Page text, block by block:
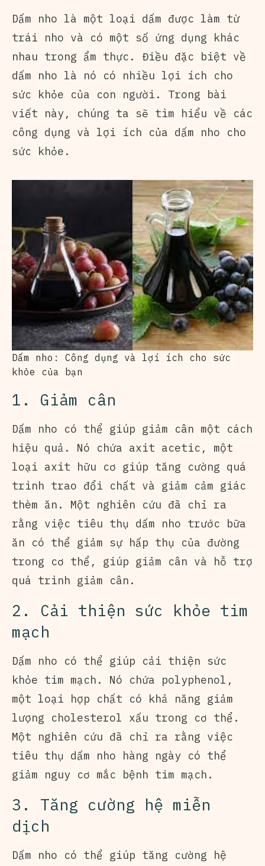
Dấm nho là một loại dấm được làm từ
trái nho và có một số ứng dụng khác
nhau trong ẩm thực. Điều đặc biệt về
dấm nho là nó có nhiều lợi ích cho
sức khỏe của con người. Trong bài
viết này, chúng ta sẽ tìm hiểu về các
công dụng và lợi ích của dấm nho cho
sức khỏe.
Dấm nho: Công dụng và lợi ích cho sức
khỏe của bạn
1. Giảm cân
Dấm nho có thể giúp giảm cân một cách
hiệu quả. Nó chứa axit acetic, một
loại axit hữu cơ giúp tăng cường quá
trình trao đổi chất và giảm cảm giác
thèm ăn. Một nghiên cứu đã chỉ ra
rằng việc tiêu thụ dấm nho trước bữa
ăn có thể giảm sự hấp thụ của đường
trong cơ thể, giúp giảm cân và hỗ trợ
quá trình giảm cân.
2. Cải thiện sức khỏe tim
mạch
Dấm nho có thể giúp cải thiện sức
khỏe tim mạch. Nó chứa polyphenol,
một loại hợp chất có khả năng giảm
lượng cholesterol xấu trong cơ thể.
Một nghiên cứu đã chỉ ra rằng việc
tiêu thụ dấm nho hàng ngày có thể
giảm nguy cơ mắc bệnh tim mạch.
3. Tăng cường hệ miễn
dịch
Dấm nho có thể giúp tăng cường hệ